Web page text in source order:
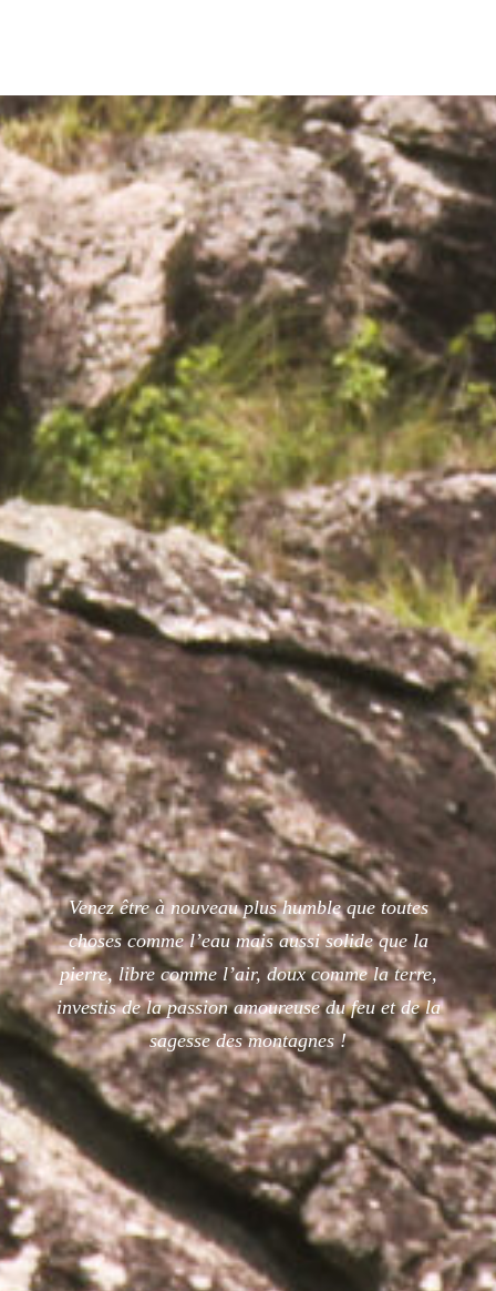
Venez être à nouveau plus humble que toutes
choses comme l’eau mais aussi solide que la
pierre, libre comme l’air, doux comme la terre,
investis de la passion amoureuse du feu et de la
sagesse des montagnes !